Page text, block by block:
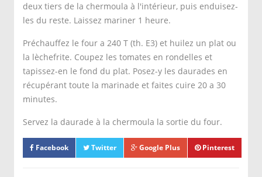
deux tiers de la chermoula à l'intérieur, puis enduisez-
les du reste. Laissez mariner 1 heure.
Préchauffez le four a 240 T (th. E3) et huilez un plat ou
la lèchefrite. Coupez les tomates en rondelles et
tapissez-en le fond du plat. Posez-y les daurades en
récupérant toute la marinade et faites cuire 20 a 30
minutes.
Servez la daurade à la chermoula la sortie du four.
Facebook Twitter Google Plus Pinterest